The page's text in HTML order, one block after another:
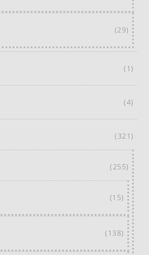
(29)
(1)
(4)
(321)
(255)
(15)
(138)